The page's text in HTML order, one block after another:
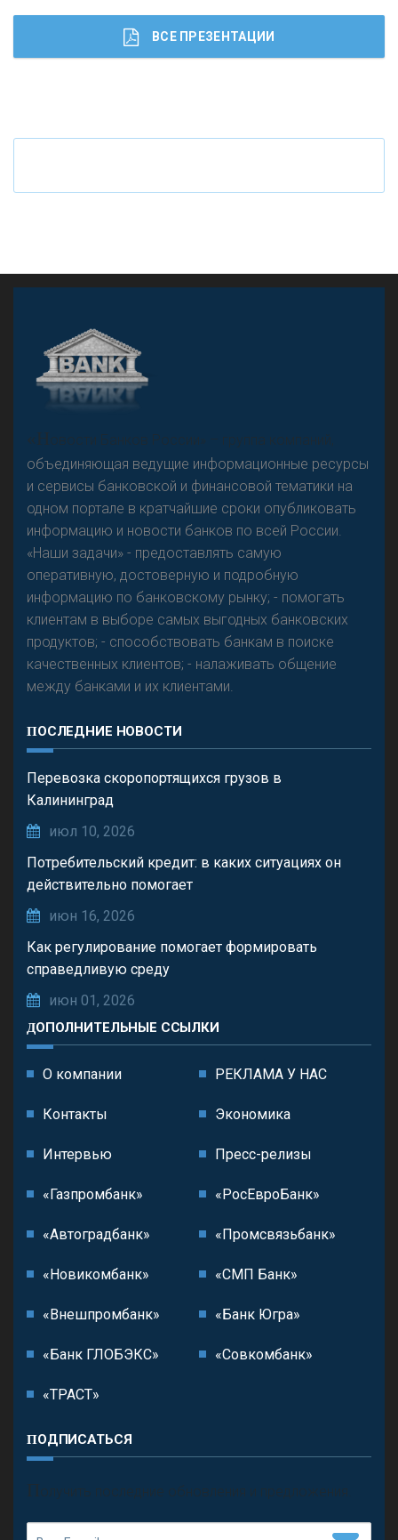
ВСЕ ПРЕЗЕНТАЦИИ
«Н
овости Банков России» – группа компаний,
объединяющая ведущие информационные ресурсы
и сервисы банковской и финансовой тематики на
одном портале в кратчайшие сроки опубликовать
информацию и новости банков по всей России.
«Наши задачи» - предоставлять самую
оперативную, достоверную и подробную
информацию по банковскому рынку; - помогать
клиентам в выборе самых выгодных банковских
продуктов; - способствовать банкам в поиске
качественных клиентов; - налаживать общение
между банками и их клиентами.
ПОСЛЕДНИЕ НОВОСТИ
Перевозка скоропортящихся грузов в
Калининград
июл 10, 2026
Потребительский кредит: в каких ситуациях он
действительно помогает
июн 16, 2026
Как регулирование помогает формировать
справедливую среду
июн 01, 2026
ДОПОЛНИТЕЛЬНЫЕ ССЫЛКИ
О компании РЕКЛАМА У НАС
Контакты Экономика
Интервью Пресс-релизы
«Газпромбанк» «РосЕвроБанк»
«Автоградбанк» «Промсвязьбанк»
«Новикомбанк» «СМП Банк»
«Внешпромбанк» «Банк Югра»
«Банк ГЛОБЭКС» «Совкомбанк»
«ТРАСТ»
ПОДПИСАТЬСЯ
П олучить последние обновления и предложения.